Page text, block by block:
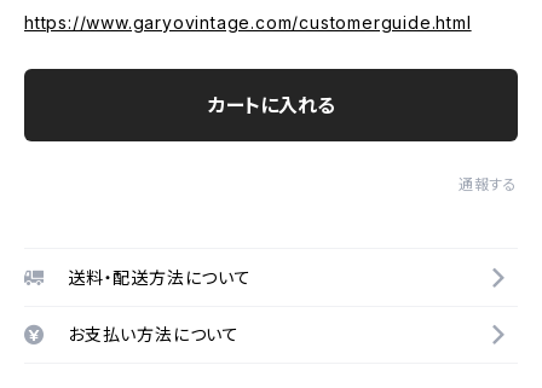
https://www.garyovintage.com/customerguide.html
カートに入れる
通報する
送料・配送方法について
お支払い方法について